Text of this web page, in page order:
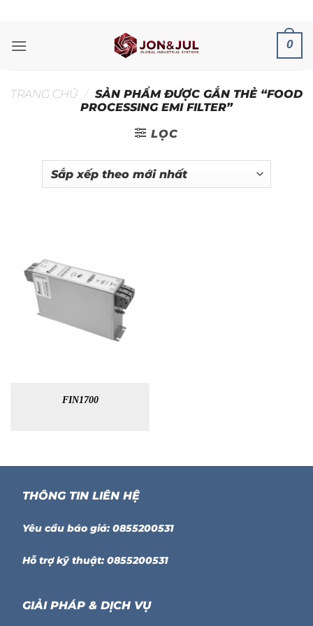
nội
0
TRANG CHỦ / SẢN PHẨM ĐƯỢC GẮN THẺ “FOOD
PROCESSING EMI FILTER”
LỌC
FIN1700
THÔNG TIN LIÊN HỆ
Yêu cầu báo giá: 0855200531
Hỗ trợ kỹ thuật: 0855200531
GIẢI PHÁP & DỊCH VỤ